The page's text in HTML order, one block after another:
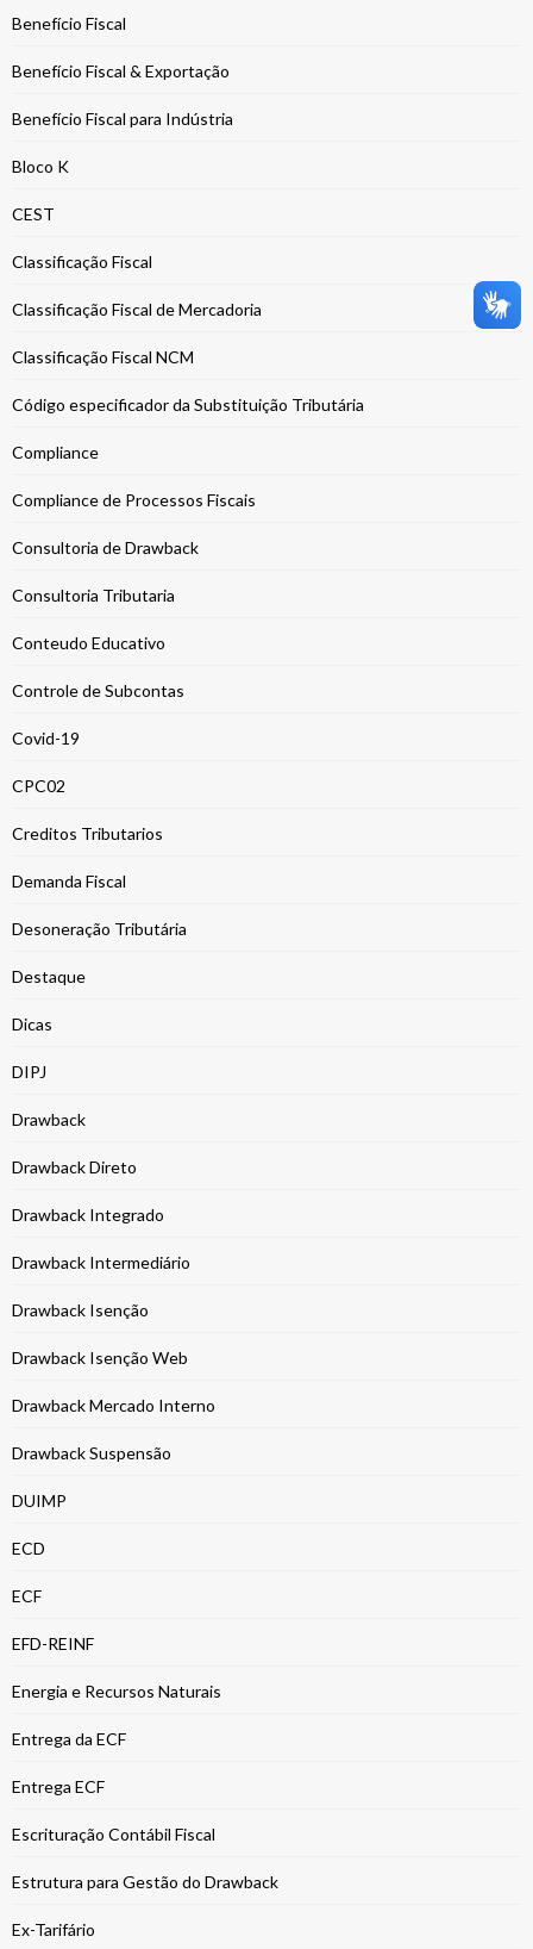
Benefício Fiscal
Benefício Fiscal & Exportação
Benefício Fiscal para Indústria
Bloco K
CEST
Classificação Fiscal
Classificação Fiscal de Mercadoria
Classificação Fiscal NCM
Código especificador da Substituição Tributária
Compliance
Compliance de Processos Fiscais
Consultoria de Drawback
Consultoria Tributaria
Conteudo Educativo
Controle de Subcontas
Covid-19
CPC02
Creditos Tributarios
Demanda Fiscal
Desoneração Tributária
Destaque
Dicas
DIPJ
Drawback
Drawback Direto
Drawback Integrado
Drawback Intermediário
Drawback Isenção
Drawback Isenção Web
Drawback Mercado Interno
Drawback Suspensão
DUIMP
ECD
ECF
EFD-REINF
Energia e Recursos Naturais
Entrega da ECF
Entrega ECF
Escrituração Contábil Fiscal
Estrutura para Gestão do Drawback
Ex-Tarifário